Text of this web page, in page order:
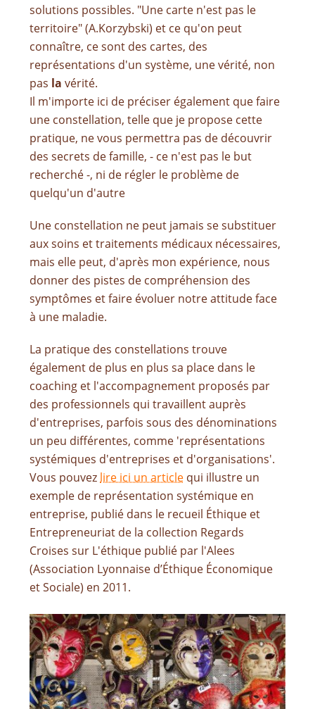
solutions possibles. "Une carte n'est pas le
territoire" (A.Korzybski) et ce qu'on peut
connaître, ce sont des cartes, des
représentations d'un système, une vérité, non
pas la vérité.
Il m'importe ici de préciser également que faire
une constellation, telle que je propose cette
pratique, ne vous permettra pas de découvrir
des secrets de famille, - ce n'est pas le but
recherché -, ni de régler le problème de
quelqu'un d'autre
Une constellation ne peut jamais se substituer
aux soins et traitements médicaux nécessaires,
mais elle peut, d'après mon expérience, nous
donner des pistes de compréhension des
symptômes et faire évoluer notre attitude face
à une maladie.
La pratique des constellations trouve
également de plus en plus sa place dans le
coaching et l'accompagnement proposés par
des professionnels qui travaillent auprès
d'entreprises, parfois sous des dénominations
un peu différentes, comme 'représentations
systémiques d'entreprises et d'organisations'.
Vous pouvez lire ici un article qui illustre un
exemple de représentation systémique en
entreprise, publié dans le recueil Éthique et
Entrepreneuriat de la collection Regards
Croises sur L'éthique publié par l'Alees
(Association Lyonnaise d’Éthique Économique
et Sociale) en 2011.